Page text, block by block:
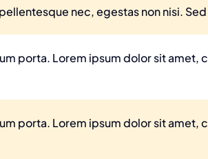
nec, egestas non nisi.
porta. Lorem ipsum dolor sit amet,
porta. Lorem ipsum dolor sit amet,